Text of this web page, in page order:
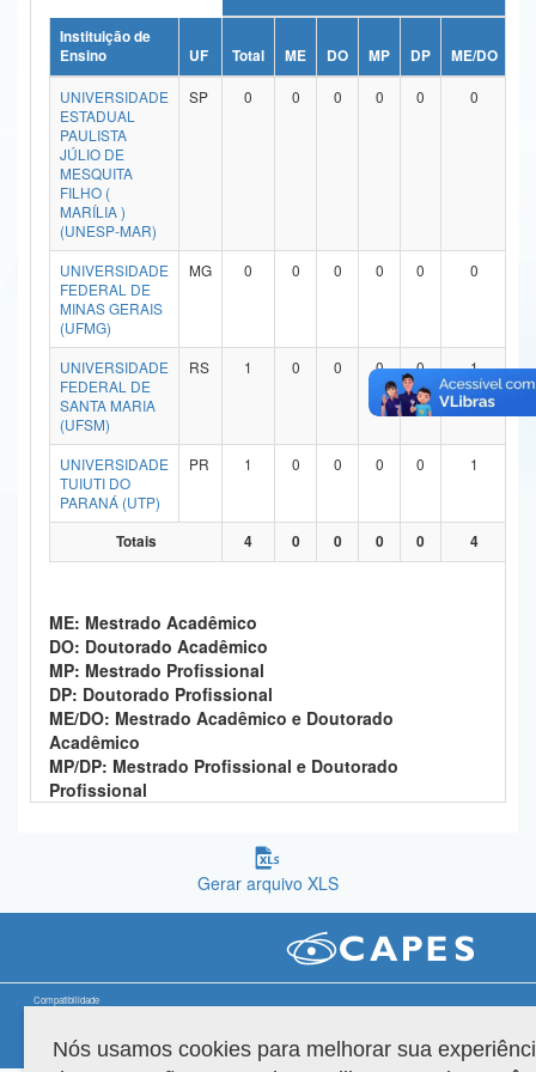
Ministério da Ciência, Tecnologia, Inovações e Comunicações
Ministério do Meio Ambiente
Ministério do Turismo
Ministério do Desenvolvimento Regional
Controladoria-Geral da União
Ministério da Mulher, da Família e dos Direitos Humanos
Secretaria-Geral
Secretaria de Governo
Gabinete de Segurança Institucional
Advocacia-Geral da União
Banco Central do Brasil
Instituição de
Ensino
UF Total ME DO MP DP ME/DO
UNIVERSIDADE
ESTADUAL
PAULISTA
JÚLIO DE
MESQUITA
FILHO (
MARÍLIA )
(UNESP-MAR)
SP 0 0 0 0 0 0
UNIVERSIDADE
FEDERAL DE
MINAS GERAIS
(UFMG)
MG 0 0 0 0 0 0
UNIVERSIDADE
FEDERAL DE
SANTA MARIA
(UFSM)
RS 1 0 0 0 0 1
UNIVERSIDADE
TUIUTI DO
PARANÁ (UTP)
PR 1 0 0 0 0 1
Totais 4 0 0 0 0 4
ME: Mestrado Acadêmico
DO: Doutorado Acadêmico
MP: Mestrado Profissional
DP: Doutorado Profissional
ME/DO: Mestrado Acadêmico e Doutorado
Acadêmico
MP/DP: Mestrado Profissional e Doutorado
Profissional
Gerar arquivo XLS
Compatibilidade
Versão do sistema: 3.88.9 Copyright 2022 Capes. Todos os direitos reservados.
Nós usamos cookies para melhorar sua